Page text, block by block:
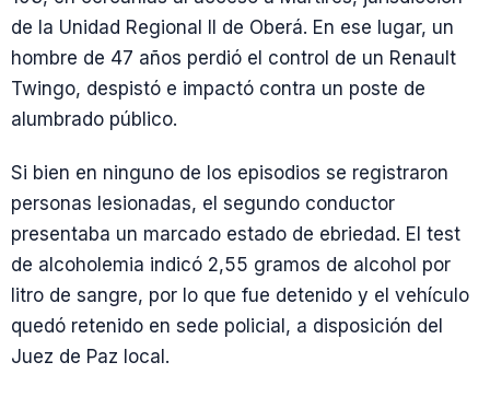
de la Unidad Regional II de Oberá. En ese lugar, un
hombre de 47 años perdió el control de un Renault
Twingo, despistó e impactó contra un poste de
alumbrado público.
Si bien en ninguno de los episodios se registraron
personas lesionadas, el segundo conductor
presentaba un marcado estado de ebriedad. El test
de alcoholemia indicó 2,55 gramos de alcohol por
litro de sangre, por lo que fue detenido y el vehículo
quedó retenido en sede policial, a disposición del
Juez de Paz local.